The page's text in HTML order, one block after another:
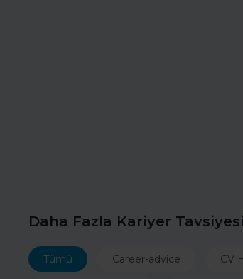
Daha Fazla Kariyer Tavsiyesi
Tümü Career-advice CV